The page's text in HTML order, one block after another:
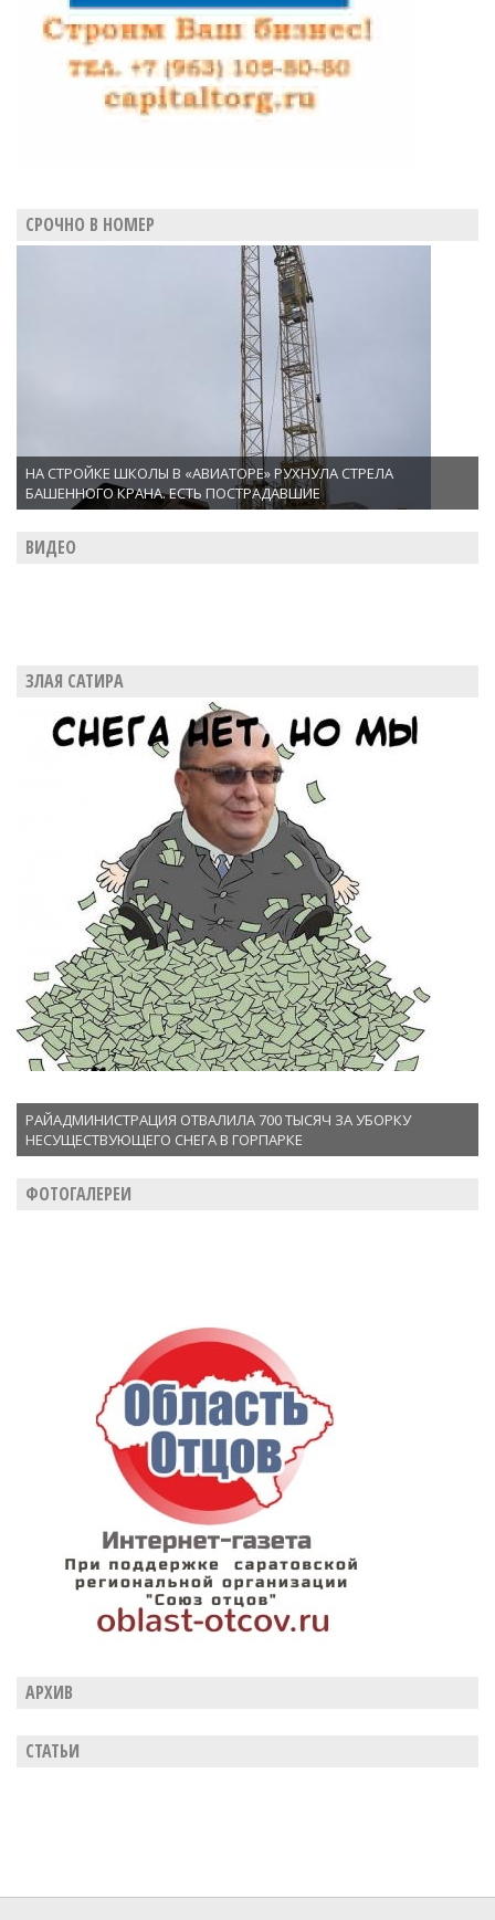
СРОЧНО В НОМЕР
НА СТРОЙКЕ ШКОЛЫ В «АВИАТОРЕ» РУХНУЛА СТРЕЛА
БАШЕННОГО КРАНА. ЕСТЬ ПОСТРАДАВШИЕ
ВИДЕО
ЗЛАЯ САТИРА
РАЙАДМИНИСТРАЦИЯ ОТВАЛИЛА 700 ТЫСЯЧ ЗА УБОРКУ
НЕСУЩЕСТВУЮЩЕГО СНЕГА В ГОРПАРКЕ
ФОТОГАЛЕРЕИ
АРХИВ
СТАТЬИ